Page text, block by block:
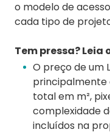
o modelo de
cada tipo de
Tem pressa?
O preço de um
principalmente
total em m²,
complexidade
incluídos na